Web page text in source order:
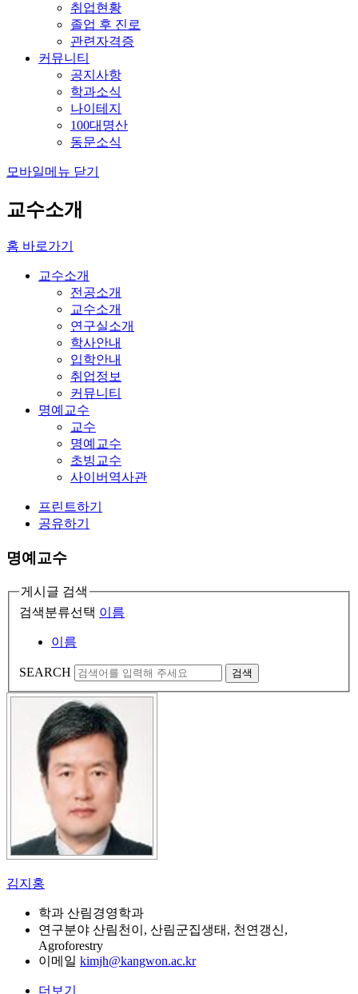
취업현황
졸업 후 진로
관련자격증
커뮤니티
공지사항
학과소식
나이테지
100대명산
동문소식
모바일메뉴 닫기
교수소개
홈 바로가기
교수소개
전공소개
교수소개
연구실소개
학사안내
입학안내
취업정보
커뮤니티
명예교수
교수
명예교수
초빙교수
사이버역사관
프린트하기
공유하기
명예교수
게시글 검색
검색분류선택 이름
이름
SEARCH 검색
김지홍
학과 산림경영학과
연구분야 산림천이, 산림군집생태, 천연갱신,
Agroforestry
이메일 kimjh@kangwon.ac.kr
더보기